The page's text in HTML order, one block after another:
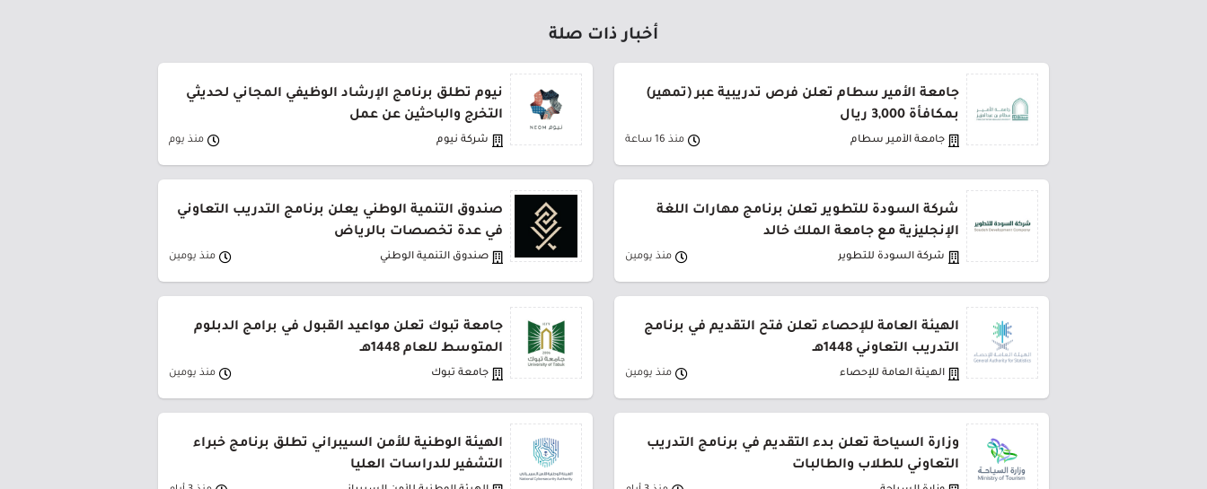
أخبار ذات صلة
جامعة الأمير سطام تعلن فرص تدريبية عبر (تمهير)
بمكافأة 3,000 ريال
جامعة الأمير سطام منذ 16 ساعة
نيوم تطلق برنامج الإرشاد الوظيفي المجاني لحديثي
التخرج والباحثين عن عمل
شركة نيوم منذ يوم
شركة السودة للتطوير تعلن برنامج مهارات اللغة
الإنجليزية مع جامعة الملك خالد
شركة السودة للتطوير منذ يومين
صندوق التنمية الوطني يعلن برنامج التدريب التعاوني
في عدة تخصصات بالرياض
صندوق التنمية الوطني منذ يومين
الهيئة العامة للإحصاء تعلن فتح التقديم في برنامج
التدريب التعاوني 1448هـ
الهيئة العامة للإحصاء منذ يومين
جامعة تبوك تعلن مواعيد القبول في برامج الدبلوم
المتوسط للعام 1448هـ
جامعة تبوك منذ يومين
وزارة السياحة تعلن بدء التقديم في برنامج التدريب
التعاوني للطلاب والطالبات
الهيئة الوطنية للأمن السيبراني تطلق برنامج خبراء
التشفير للدراسات العليا